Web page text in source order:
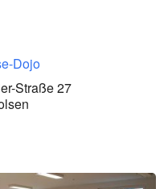
Dojo
Straße 27